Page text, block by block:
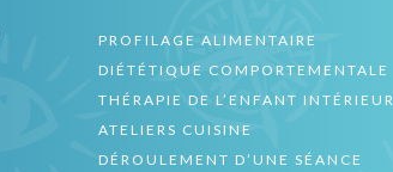
PROFILAGE ALIMENTAIRE
DIÉTÉTIQUE COMPORTEMENTALE
THÉRAPIE DE L’ENFANT INTÉRIEUR
ATELIERS CUISINE
DÉROULEMENT D’UNE SÉANCE